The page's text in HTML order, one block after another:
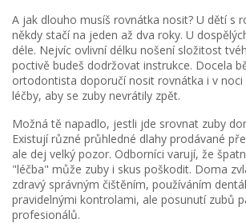
A jak dlouho musíš rovnátka nosit? U dětí s
někdy stačí na jeden až dva roky. U
déle. Nejvíc ovlivní délku nošení složitost
poctivě budeš dodržovat instrukce. Docela
ortodontista doporučí nosit rovnátka i v noci
léčby, aby se zuby nevrátily zpět.
Možná tě napadlo, jestli jde srovnat zuby
Existují různé průhledné dlahy prodávané
ale dej velký pozor. Odborníci varují, že
"léčba" může zuby i skus poškodit. Doma
zdravý správným čištěním, používáním
pravidelnými kontrolami, ale posunutí zubů
profesionálů.